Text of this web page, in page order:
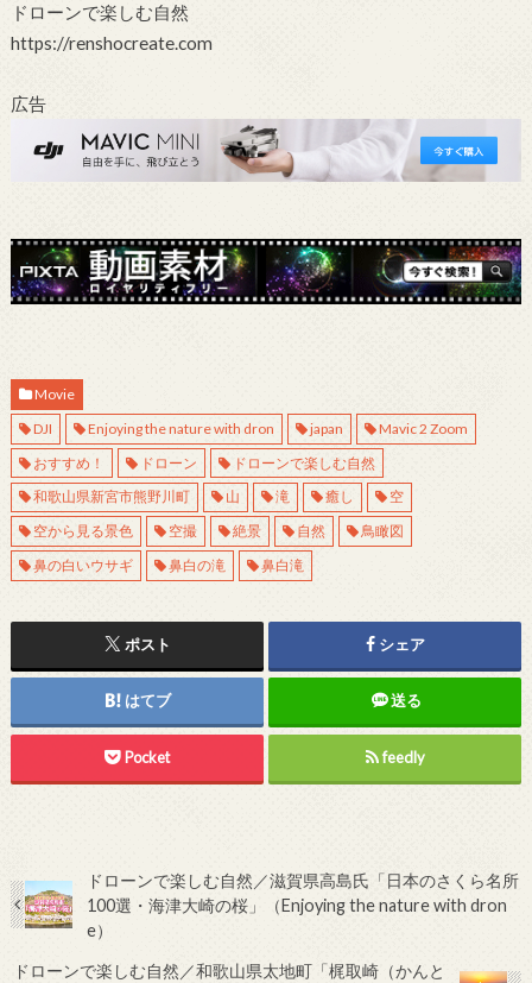
ドローンで楽しむ自然
https://renshocreate.com
広告
Movie
DJI
Enjoying the nature with dron japan
Mavic 2 Zoom
おすすめ！
ドローン
ドローンで楽しむ自然
和歌山県新宮市熊野川町
山 滝 癒し
空
空から見る景色
空撮 絶景 自然
鳥瞰図
鼻の白いウサギ
鼻白の滝 鼻白滝
ポスト シェア
はてブ 送る
Pocket feedly
ドローンで楽しむ自然／滋賀県高島氏「日本のさくら名所
100選・海津大崎の桜」（Enjoying the nature with dron
e）
ドローンで楽しむ自然／和歌山県太地町「梶取崎（かんと